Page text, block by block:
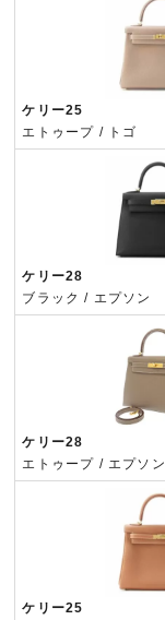
ケリー25
エトゥープ / トゴ
ケリー28
ブラック / エプソン
ケリー28
エトゥープ / エプソン
ケリー25